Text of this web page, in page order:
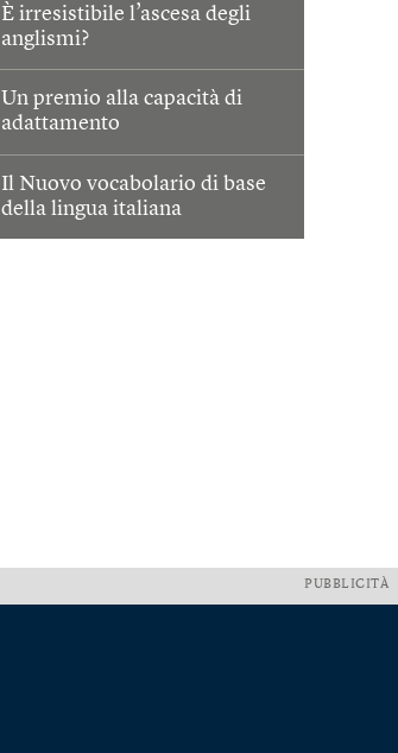
È irresistibile l’ascesa degli
anglismi?
Un premio alla capacità di
adattamento
Il Nuovo vocabolario di base
della lingua italiana
PUBBLICITÀ